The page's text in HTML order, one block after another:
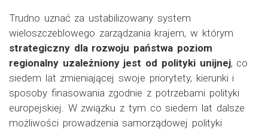
Trudno uznać za ustabilizowany system
wieloszczeblowego zarządzania krajem, w którym
strategiczny dla rozwoju państwa poziom
regionalny uzależniony jest od polityki unijnej, co
siedem lat zmieniającej swoje priorytety, kierunki i
sposoby finasowania zgodnie z potrzebami polityki
europejskiej. W związku z tym co siedem lat dalsze
możliwości prowadzenia samorządowej polityki